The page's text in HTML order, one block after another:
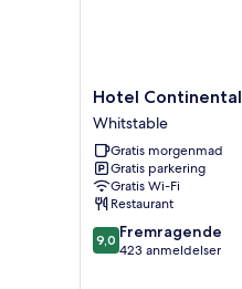
Hotel
Continental
Whitstable
Hotel Continental
Whitstable
Gratis morgenmad
Gratis parkering
Gratis Wi-Fi
Restaurant
9.0
ud
9,0 Fremragende
423 anmeldelser